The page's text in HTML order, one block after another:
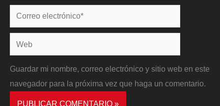
Correo
electrónico*
Web
Guardar mi nombre, correo electrónico y sitio web en este
navegador para la próxima vez que haga un comentario.